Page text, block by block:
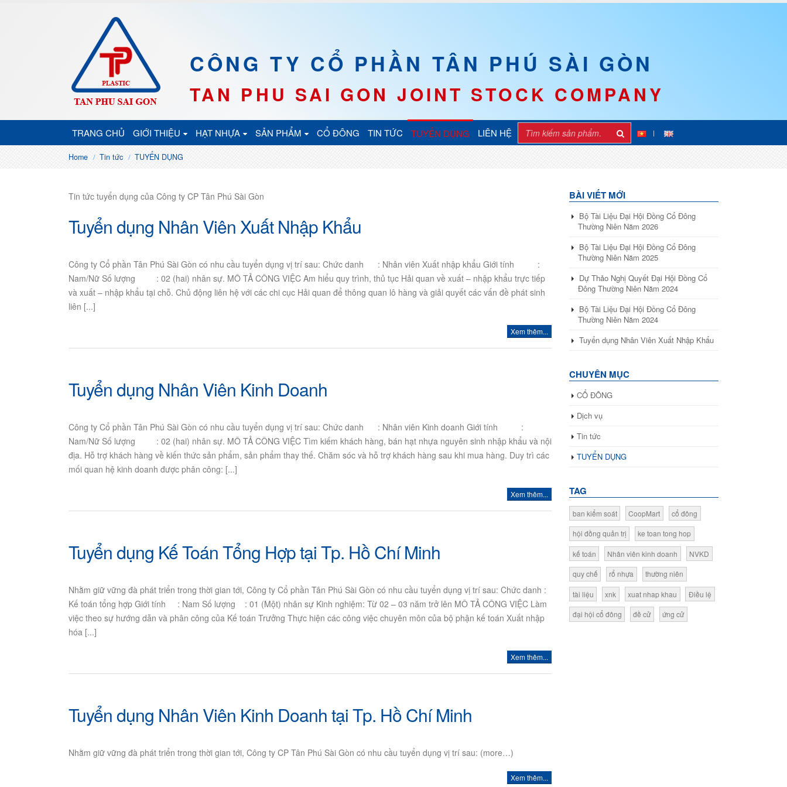
CÔNG TY CỔ PHẦN TÂN PHÚ SÀI GÒN
TAN PHU SAI GON JOINT STOCK COMPANY
TRANG CHỦ GIỚI THIỆU HẠT NHỰA SẢN PHẨM CỔ ĐÔNG TIN TỨC TUYỂN DỤNG LIÊN HỆ
Home Tin tức TUYỂN DỤNG
Tin tức tuyển dụng của Công ty CP Tân Phú Sài Gòn
Tuyển dụng Nhân Viên Xuất Nhập Khẩu
Công ty Cổ phần Tân Phú Sài Gòn có nhu cầu tuyển dụng vị trí sau: Chức danh : Nhân viên Xuất nhập khẩu Giới tính :
Nam/Nữ Số lượng : 02 (hai) nhân sự. MÔ TẢ CÔNG VIỆC Am hiểu quy trình, thủ tục Hải quan về xuất – nhập khẩu trực tiếp
và xuất – nhập khẩu tại chỗ. Chủ động liên hệ với các chi cục Hải quan để thông quan lô hàng và giải quyết các vấn đề phát sinh
liên [...]
Xem thêm...
Tuyển dụng Nhân Viên Kinh Doanh
Công ty Cổ phần Tân Phú Sài Gòn có nhu cầu tuyển dụng vị trí sau: Chức danh : Nhân viên Kinh doanh Giới tính :
Nam/Nữ Số lượng : 02 (hai) nhân sự. MÔ TẢ CÔNG VIỆC Tìm kiếm khách hàng, bán hạt nhựa nguyên sinh nhập khẩu và nội
địa. Hỗ trợ khách hàng về kiến thức sản phẩm, sản phẩm thay thế. Chăm sóc và hỗ trợ khách hàng sau khi mua hàng. Duy trì các
mối quan hệ kinh doanh được phân công: [...]
Xem thêm...
Tuyển dụng Kế Toán Tổng Hợp tại Tp. Hồ Chí Minh
Nhằm giữ vững đà phát triển trong thời gian tới, Công ty Cổ phần Tân Phú Sài Gòn có nhu cầu tuyển dụng vị trí sau: Chức danh :
Kế toán tổng hợp Giới tính : Nam Số lượng : 01 (Một) nhân sự Kinh nghiệm: Từ 02 – 03 năm trở lên MÔ TẢ CÔNG VIỆC Làm
việc theo sự hướng dẫn và phân công của Kế toán Trưởng Thực hiện các công việc chuyên môn của bộ phận kế toán Xuất nhập
hóa [...]
Xem thêm...
Tuyển dụng Nhân Viên Kinh Doanh tại Tp. Hồ Chí Minh
Nhằm giữ vững đà phát triển trong thời gian tới, Công ty CP Tân Phú Sài Gòn có nhu cầu tuyển dụng vị trí sau: (more…)
Xem thêm...
BÀI VIẾT MỚI
Bộ Tài Liệu Đại Hội Đồng Cổ Đông
Thường Niên Năm 2026
Bộ Tài Liệu Đại Hội Đồng Cổ Đông
Thường Niên Năm 2025
Dự Thảo Nghị Quyết Đại Hội Đồng Cổ
Đông Thường Niên Năm 2024
Bộ Tài Liệu Đại Hội Đồng Cổ Đông
Thường Niên Năm 2024
Tuyển dụng Nhân Viên Xuất Nhập Khẩu
CHUYÊN MỤC
CỔ ĐÔNG
Dịch vụ
Tin tức
TUYỂN DỤNG
TAG
ban kiểm soát CoopMart cổ đông
hội đồng quản trị ke toan tong hop
kế toán Nhân viên kinh doanh NVKD
quy chế rổ nhựa thường niên
tài liệu xnk xuat nhap khau Điều lệ
đại hội cổ đông đề cử ứng cử